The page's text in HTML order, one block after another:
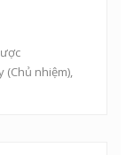
(Chủ nhiệm),